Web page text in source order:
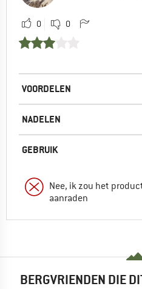
0 0
VOORDELEN
NADELEN
GEBRUIK
Nee, ik zou het
aanraden
BERGVRIENDEN DIE